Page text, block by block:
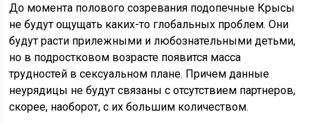
До момента полового созревания подопечные Крысы
не будут ощущать каких-то глобальных проблем. Они
будут расти прилежными и любознательными детьми,
но в подростковом возрасте появится масса
трудностей в сексуальном плане. Причем данные
неурядицы не будут связаны с отсутствием партнеров,
скорее, наоборот, с их большим количеством.